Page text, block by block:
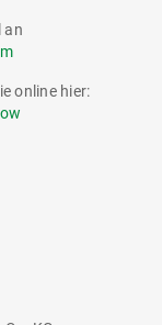
an
online hier: